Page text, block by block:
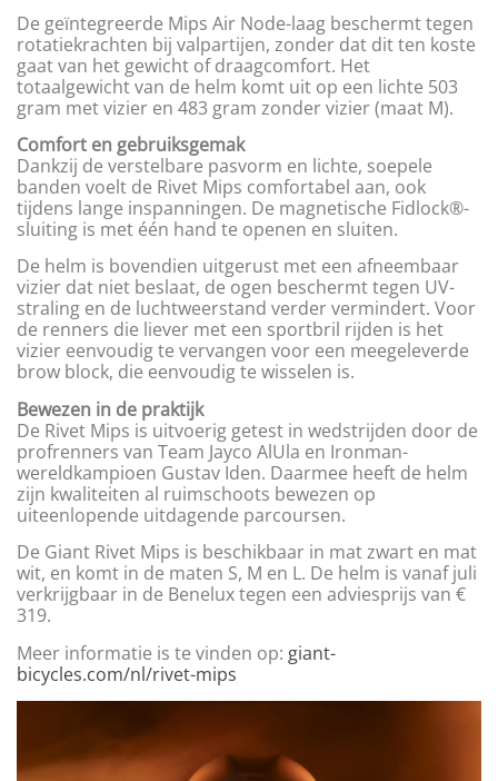
De geïntegreerde Mips Air Node-laag beschermt tegen
rotatiekrachten bij valpartijen, zonder dat dit ten koste
gaat van het gewicht of draagcomfort. Het
totaalgewicht van de helm komt uit op een lichte 503
gram met vizier en 483 gram zonder vizier (maat M).
Comfort en gebruiksgemak
Dankzij de verstelbare pasvorm en lichte, soepele
banden voelt de Rivet Mips comfortabel aan, ook
tijdens lange inspanningen. De magnetische Fidlock®-
sluiting is met één hand te openen en sluiten.
De helm is bovendien uitgerust met een afneembaar
vizier dat niet beslaat, de ogen beschermt tegen UV-
straling en de luchtweerstand verder vermindert. Voor
de renners die liever met een sportbril rijden is het
vizier eenvoudig te vervangen voor een meegeleverde
brow block, die eenvoudig te wisselen is.
Bewezen in de praktijk
De Rivet Mips is uitvoerig getest in wedstrijden door de
profrenners van Team Jayco AlUla en Ironman-
wereldkampioen Gustav Iden. Daarmee heeft de helm
zijn kwaliteiten al ruimschoots bewezen op
uiteenlopende uitdagende parcoursen.
De Giant Rivet Mips is beschikbaar in mat zwart en mat
wit, en komt in de maten S, M en L. De helm is vanaf juli
verkrijgbaar in de Benelux tegen een adviesprijs van €
319.
Meer informatie is te vinden op: giant-
bicycles.com/nl/rivet-mips